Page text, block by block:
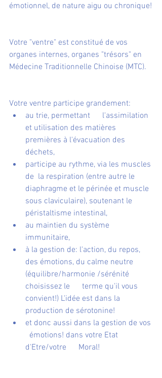
émotionnel, de nature aigu ou chronique!
Votre "ventre" est constitué de vos
organes internes, organes "trésors" en
Médecine Traditionnelle Chinoise (MTC).
Votre ventre participe grandement:
au trie, permettant      l'assimilation
et utilisation des matières
premières à l'évacuation des
déchets,
participe au rythme, via les muscles
de  la respiration (entre autre le
diaphragme et le périnée et muscle
sous claviculaire), soutenant le
péristaltisme intestinal,
au maintien du système
immunitaire,
à la gestion de: l'action, du repos,
des émotions, du calme neutre
(équilibre/harmonie /sérénité
choisissez le      terme qu'il vous
convient!) L'idée est dans la
production de sérotonine!
et donc aussi dans la gestion de vos
  émotions! dans votre Etat
d'Etre/votre      Moral!